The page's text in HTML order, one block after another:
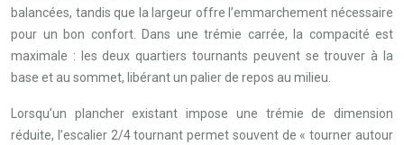
balancées, tandis que la largeur offre l’emmarchement nécessaire
pour un bon confort. Dans une trémie carrée, la compacité est
maximale : les deux quartiers tournants peuvent se trouver à la
base et au sommet, libérant un palier de repos au milieu.
Lorsqu’un plancher existant impose une trémie de dimension
réduite, l’escalier 2/4 tournant permet souvent de « tourner autour